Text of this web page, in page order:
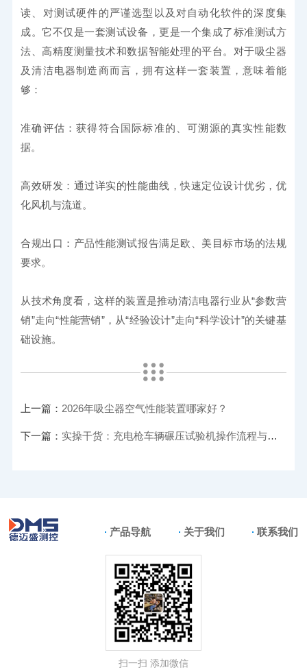
读、对测试硬件的严谨选型以及对自动化软件的深度集
成。它不仅是一套测试设备，更是一个集成了标准测试方
法、高精度测量技术和数据智能处理的平台。对于吸尘器
及清洁电器制造商而言，拥有这样一套装置，意味着能
够：
准确评估：获得符合国际标准的、可溯源的真实性能数
据。
高效研发：通过详实的性能曲线，快速定位设计优劣，优
化风机与流道。
合规出口：产品性能测试报告满足欧、美目标市场的法规
要求。
从技术角度看，这样的装置是推动清洁电器行业从“参数营
销”走向“性能营销”，从“经验设计”走向“科学设计”的关键基
础设施。
上一篇： 2026年吸尘器空气性能装置哪家好？
下一篇： 实操干货：充电枪车辆碾压试验机操作流程与常见故障排除
产品导航 关于我们 联系我们
扫一扫 添加微信